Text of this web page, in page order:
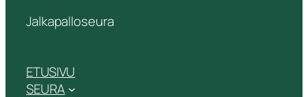
Jalkapalloseura
ETUSIVU
SEURA